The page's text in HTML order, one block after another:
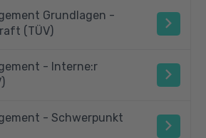
Grundlagen -
(TÜV)
- Interne:r
- Schwerpunkt